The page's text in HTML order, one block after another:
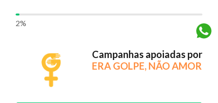
Campanhas apoiadas por
ERA GOLPE, NÃO AMOR
2%